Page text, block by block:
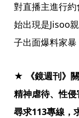
對直播主進行
始出現是Jisoo
子出面爆料家暴
★ 《鏡週刊》關
精神虐待、性
尋求113專線，